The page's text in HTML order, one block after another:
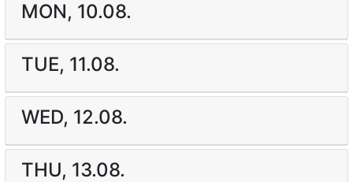
MON, 10.08.
TUE, 11.08.
WED, 12.08.
THU, 13.08.